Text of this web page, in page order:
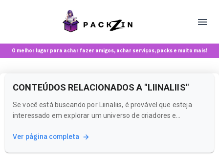
O melhor lugar para achar fazer amigos, achar serviços, packs e muito mais!
CONTEÚDOS RELACIONADOS A "LIINALIIS"
Se você está buscando por Liinaliis, é provável que esteja
interessado em explorar um universo de criadores e
Packzin é o lugar perfeito para isso!
Ver página completa